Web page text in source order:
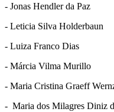
- Jonas Hendler da Paz
- Leticia Silva Holderbaun
- Luiza Franco Dias
- Márcia Vilma Murillo
- Maria Cristina Graeff
- Maria dos Milagres Diniz